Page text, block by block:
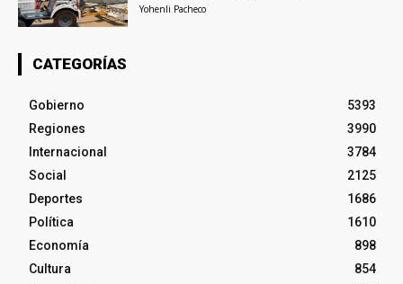
Yohenli Pacheco
CATEGORÍAS
Gobierno
5393
Regiones
3990
Internacional
3784
Social
2125
Deportes
1686
Política
1610
Economía
898
Cultura
854